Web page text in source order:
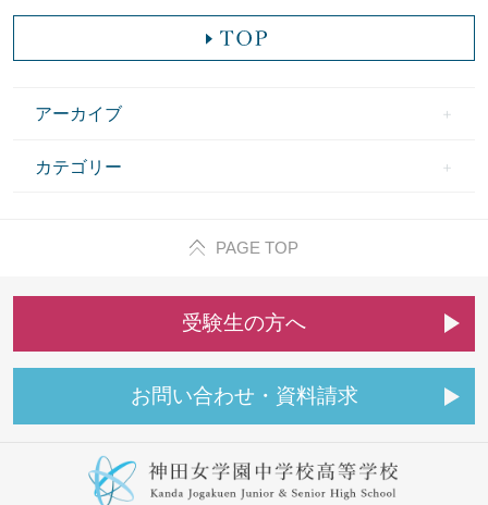
アーカイブ
カテゴリー
PAGE TOP
受験生の方へ
お問い合わせ ・ 資料請求